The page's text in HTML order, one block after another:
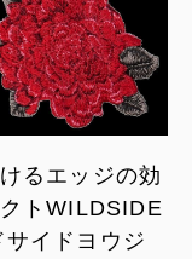
るエッジの効
トWILDSIDE
イドヨウジ